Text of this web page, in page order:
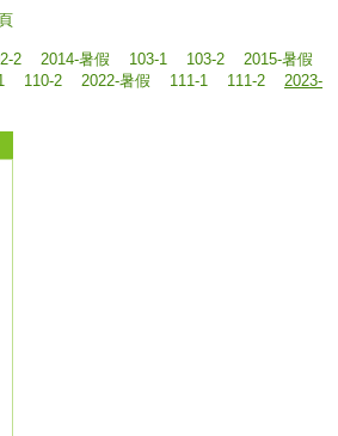
2 2014-暑假 103-1 103-2
2015-暑假
110-2 2022-暑假 111-1 111-2
2023-